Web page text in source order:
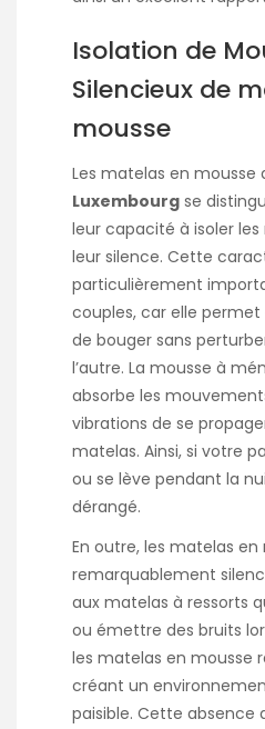
Isolation de
Silencieux de
mousse
Les matelas en mousse
Luxembourg se
leur capacité à isoler
leur silence. Cette
particulièrement
couples, car elle
de bouger sans
l’autre. La mousse à
absorbe les
vibrations de se
matelas. Ainsi, si votre
ou se lève pendant la
dérangé.
En outre, les matelas
remarquablement
aux matelas à ressorts
ou émettre des bruits
les matelas en mousse
créant un
paisible. Cette absence